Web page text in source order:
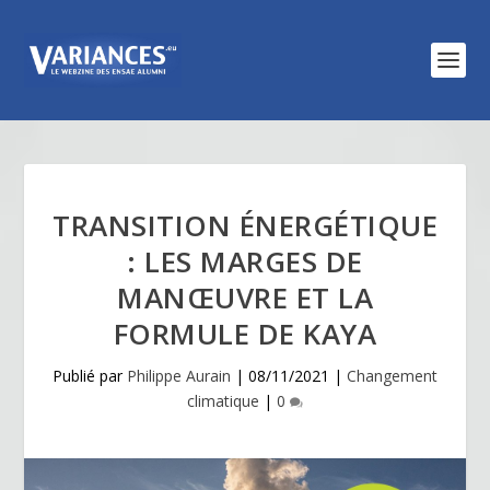
TRANSITION ÉNERGÉTIQUE
: LES MARGES DE
MANŒUVRE ET LA
FORMULE DE KAYA
Publié par Philippe Aurain | 08/11/2021 | Changement
climatique | 0